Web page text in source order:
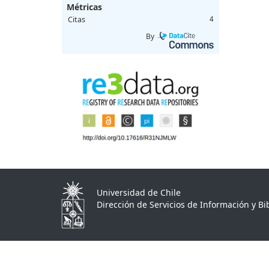
Métricas
Citas 4
By
Universidad de Chile
Dirección de Servicios de Información y